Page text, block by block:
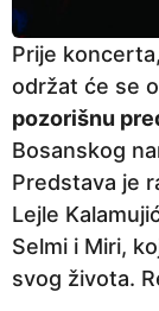
Prije
održat će se
pozorišnu
Bosanskog
Predstava je
Lejle
Selmi i Miri,
svog života.